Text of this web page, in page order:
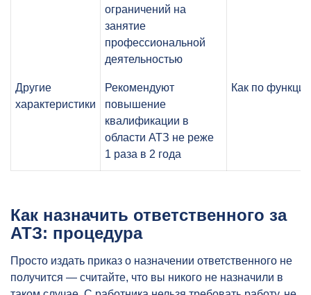
ограничений на
занятие
профессиональной
деятельностью
Другие
характеристики
Рекомендуют
повышение
квалификации в
области АТЗ не реже
1 раза в 2 года
Как по
Как назначить ответственного за
АТЗ: процедура
Просто издать приказ о назначении ответственного не
получится — считайте, что вы никого не назначили в